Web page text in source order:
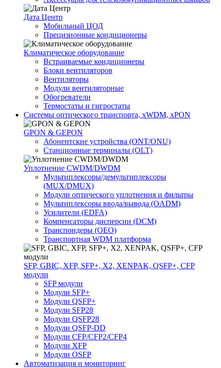
Дата Центр
Мобильный ЦОД
Прецизионные кондиционеры
Климатичeское оборудование
Встраиваемые кондиционеры
Блоки вентиляторов
Вентиляторы
Модули вентиляторные
Обогреватели
Термостаты и гигростаты
Системы оптического транспорта, xWDM, xPON
GPON & GEPON
Абонентские устройства (ONT/ONU)
Станционные терминалы (OLT)
Уплотнение CWDM/DWDM
Мультиплексоры/демультиплексоры
(MUX/DMUX)
Модули оптического уплотнения и фильтры
Мультиплексоры ввода/вывода (OADM)
Усилители (EDFA)
Компенсаторы дисперсии (DCM)
Транспондеры (OEO)
Транспортная WDM платформа
SFP, GBIC, XFP, SFP+, X2, XENPAK, QSFP+, CFP
модули
SFP модули
Модули SFP+
Модули QSFP+
Модули SFP28
Модули QSFP28
Модули QSFP-DD
Модули CFP/CFP2/CFP4
Модули XFP
Модули OSFP
Автоматизация и мониторинг